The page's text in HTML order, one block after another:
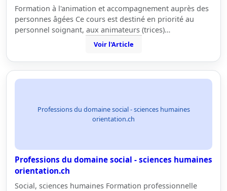
Formation à l'animation et accompagnement auprès des
personnes âgées Ce cours est destiné en priorité au
personnel soignant, aux animateurs (trices)…
Voir l'Article
Professions du domaine social - sciences humaines
orientation.ch
Professions du domaine social - sciences humaines
orientation.ch
Social, sciences humaines Formation professionnelle